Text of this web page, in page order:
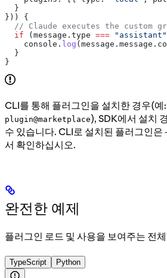
  }
})) {
// Claude executes the custom
  if
(message . type === "assistant"
    console
. log (message . message .
  }
}
CLI를 통해 플러그인을 설치한 경우(예:
plugin@marketplace), SDK에서 설치
수 있습니다. CLI로 설치된 플러그인은
서 확인하십시오.
완전한 예제
플러그인 로드 및 사용을 보여주는 전
TypeScript Python